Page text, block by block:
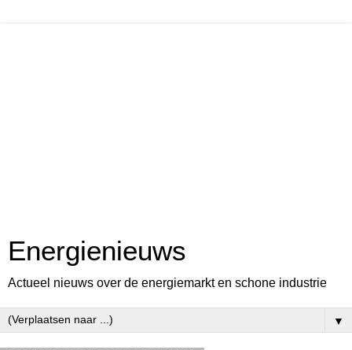
Energienieuws
Actueel nieuws over de energiemarkt en schone industrie
▼